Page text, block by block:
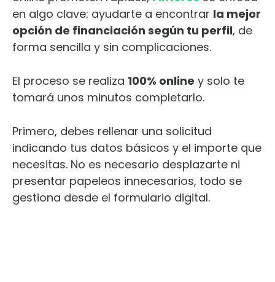
en algo clave: ayudarte a encontrar la mejor
opción de financiación según tu perfil, de
forma sencilla y sin complicaciones.
El proceso se realiza 100% online y solo te
tomará unos minutos completarlo.
Primero, debes rellenar una solicitud
indicando tus datos básicos y el importe que
necesitas. No es necesario desplazarte ni
presentar papeleos innecesarios, todo se
gestiona desde el formulario digital.